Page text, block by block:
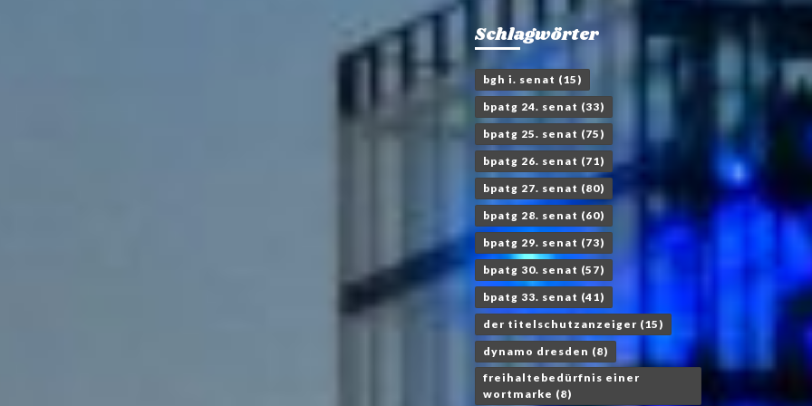
Schlagwörter
bgh i. senat (15)
bpatg 24. senat (33)
bpatg 25. senat (75)
bpatg 26. senat (71)
bpatg 27. senat (80)
bpatg 28. senat (60)
bpatg 29. senat (73)
bpatg 30. senat (57)
bpatg 33. senat (41)
der titelschutzanzeiger (15)
dynamo dresden (8)
freihaltebedürfnis einer
wortmarke (8)